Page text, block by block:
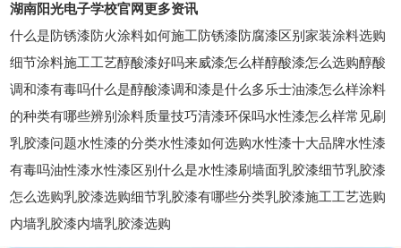
湖南阳光电子学校官网更多资讯
什么是防锈漆防火涂料如何施工防锈漆防腐漆区别家装涂料选购
细节涂料施工工艺醇酸漆好吗来威漆怎么样醇酸漆怎么选购醇酸
调和漆有毒吗什么是醇酸漆调和漆是什么多乐士油漆怎么样涂料
的种类有哪些辨别涂料质量技巧清漆环保吗水性漆怎么样常见刷
乳胶漆问题水性漆的分类水性漆如何选购水性漆十大品牌水性漆
有毒吗油性漆水性漆区别什么是水性漆刷墙面乳胶漆细节乳胶漆
怎么选购乳胶漆选购细节乳胶漆有哪些分类乳胶漆施工工艺选购
内墙乳胶漆内墙乳胶漆选购